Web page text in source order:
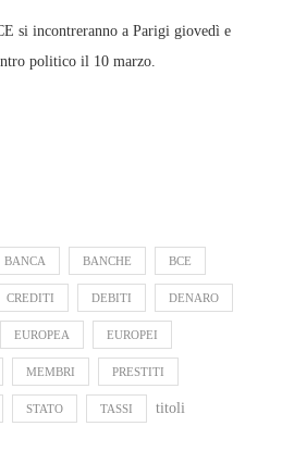
si incontreranno a Parigi giovedì e
politico il 10 marzo.
BANCA BANCHE BCE
CREDITI DEBITI DENARO
EUROPEA EUROPEI
MEMBRI PRESTITI
STATO TASSI titoli